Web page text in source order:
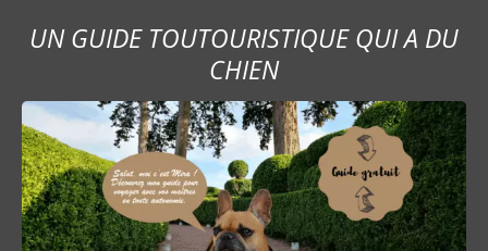
UN GUIDE TOUTOURISTIQUE QUI A DU
CHIEN